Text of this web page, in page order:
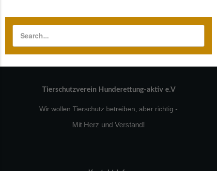
Tierschutzverein Hunderettung-aktiv e.V
Wir wollen Tierschutz betreiben, aber richtig -
Mit Herz und Verstand!